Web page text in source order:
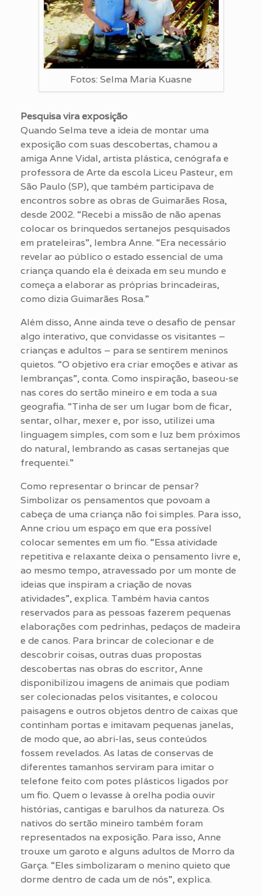
Fotos: Selma Maria Kuasne
Pesquisa vira exposição
Quando Selma teve a ideia de montar uma
exposição com suas descobertas, chamou a
amiga Anne Vidal, artista plástica, cenógrafa e
professora de Arte da escola Liceu Pasteur, em
São Paulo (SP), que também participava de
encontros sobre as obras de Guimarães Rosa,
desde 2002. “Recebi a missão de não apenas
colocar os brinquedos sertanejos pesquisados
em prateleiras”, lembra Anne. “Era necessário
revelar ao público o estado essencial de uma
criança quando ela é deixada em seu mundo e
começa a elaborar as próprias brincadeiras,
como dizia Guimarães Rosa.”
Além disso, Anne ainda teve o desafio de pensar
algo interativo, que convidasse os visitantes –
crianças e adultos – para se sentirem meninos
quietos. “O objetivo era criar emoções e ativar as
lembranças”, conta. Como inspiração, baseou-se
nas cores do sertão mineiro e em toda a sua
geografia. “Tinha de ser um lugar bom de ficar,
sentar, olhar, mexer e, por isso, utilizei uma
linguagem simples, com som e luz bem próximos
do natural, lembrando as casas sertanejas que
frequentei.”
Como representar o brincar de pensar?
Simbolizar os pensamentos que povoam a
cabeça de uma criança não foi simples. Para isso,
Anne criou um espaço em que era possível
colocar sementes em um fio. “Essa atividade
repetitiva e relaxante deixa o pensamento livre e,
ao mesmo tempo, atravessado por um monte de
ideias que inspiram a criação de novas
atividades”, explica. Também havia cantos
reservados para as pessoas fazerem pequenas
elaborações com pedrinhas, pedaços de madeira
e de canos. Para brincar de colecionar e de
descobrir coisas, outras duas propostas
descobertas nas obras do escritor, Anne
disponibilizou imagens de animais que podiam
ser colecionadas pelos visitantes, e colocou
paisagens e outros objetos dentro de caixas que
continham portas e imitavam pequenas janelas,
de modo que, ao abri-las, seus conteúdos
fossem revelados. As latas de conservas de
diferentes tamanhos serviram para imitar o
telefone feito com potes plásticos ligados por
um fio. Quem o levasse à orelha podia ouvir
histórias, cantigas e barulhos da natureza. Os
nativos do sertão mineiro também foram
representados na exposição. Para isso, Anne
trouxe um garoto e alguns adultos de Morro da
Garça. “Eles simbolizaram o menino quieto que
dorme dentro de cada um de nós”, explica.